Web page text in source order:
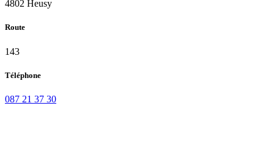
4802 Heusy
Route
143
Téléphone
087 21 37 30